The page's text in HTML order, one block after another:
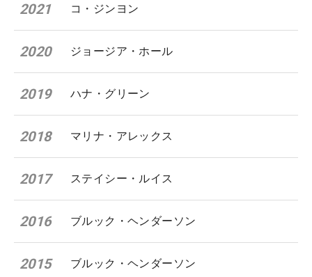
2021 コ・ジンヨン
2020 ジョージア・ホール
2019 ハナ・グリーン
2018 マリナ・アレックス
2017 ステイシー・ルイス
2016 ブルック・ヘンダーソン
2015 ブルック・ヘンダーソン